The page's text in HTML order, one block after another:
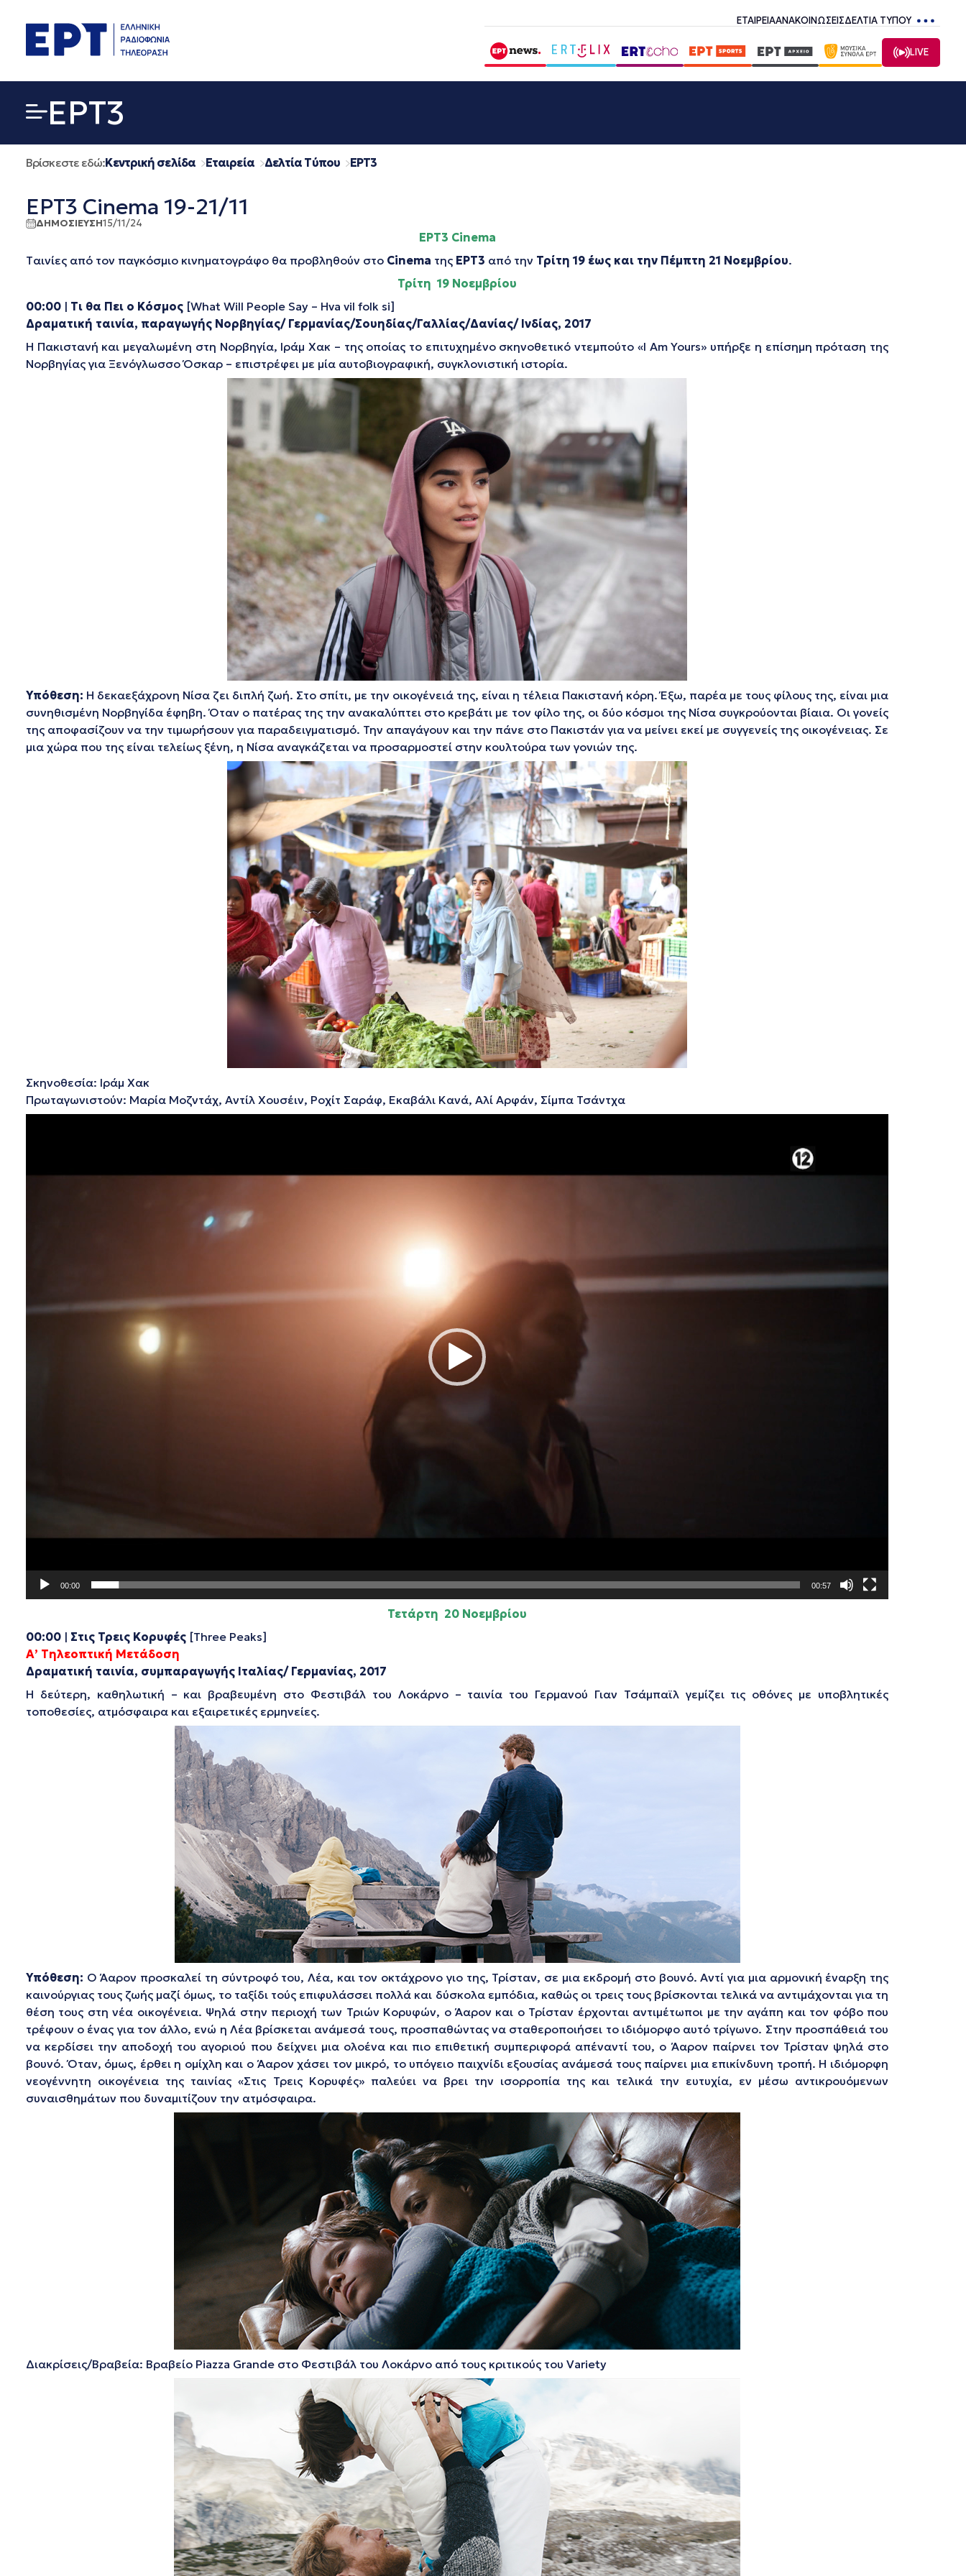
περιεχόμενο
ΕΤΑΙΡΕΙΑΑΝΑΚΟΙΝΩΣΕΙΣΔΕΛΤΙΑ ΤΥΠΟΥ
LIVE
EΡΤ3
Βρίσκεστε εδώ:Κεντρική σελίδα Εταιρεία Δελτία Τύπου EΡΤ3
ΕΡΤ3 Cinema 19-21/11
ΔΗΜΟΣΙΕΥΣΗ15/11/24
ΕΡΤ3 Cinema
Tαινίες από τον παγκόσμιο κινηματογράφο θα προβληθούν στο Cinema της ΕΡΤ3 από την Τρίτη 19 έως και την Πέμπτη 21 Νοεμβρίου.
Τρίτη 19 Νοεμβρίου
00:00 | Τι θα Πει ο Κόσμος [What Will People Say – Hva vil folk si]
Δραματική ταινία, παραγωγής Νορβηγίας/ Γερμανίας/Σουηδίας/Γαλλίας/Δανίας/ Ινδίας, 2017
Η Πακιστανή και μεγαλωμένη στη Νορβηγία, Ιράμ Χακ – της οποίας το επιτυχημένο σκηνοθετικό ντεμπούτο «I Am Yours» υπήρξε η επίσημη πρόταση της
Νορβηγίας για Ξενόγλωσσο Όσκαρ – επιστρέφει με μία αυτοβιογραφική, συγκλονιστική ιστορία.
Υπόθεση: H δεκαεξάχρονη Νίσα ζει διπλή ζωή. Στο σπίτι, με την οικογένειά της, είναι η τέλεια Πακιστανή κόρη. Έξω, παρέα με τους φίλους της, είναι μια
συνηθισμένη Νορβηγίδα έφηβη. Όταν ο πατέρας της την ανακαλύπτει στο κρεβάτι με τον φίλο της, οι δύο κόσμοι της Νίσα συγκρούονται βίαια. Οι γονείς
της αποφασίζουν να την τιμωρήσουν για παραδειγματισμό. Την απαγάγουν και την πάνε στο Πακιστάν για να μείνει εκεί με συγγενείς της οικογένειας. Σε
μια χώρα που της είναι τελείως ξένη, η Νίσα αναγκάζεται να προσαρμοστεί στην κουλτούρα των γονιών της.
Σκηνοθεσία: Ιράμ Χακ
Πρωταγωνιστούν: Μαρία Μοζντάχ, Αντίλ Χουσέιν, Ροχίτ Σαράφ, Εκαβάλι Κανά, Αλί Αρφάν, Σίμπα Τσάντχα
00:00 00:57
Τετάρτη 20 Νοεμβρίου
00:00 | Στις Τρεις Κορυφές [Three Peaks]
Α’ Τηλεοπτική Μετάδοση
Δραματική ταινία, συμπαραγωγής Ιταλίας/ Γερμανίας, 2017
Η δεύτερη, καθηλωτική – και βραβευμένη στο Φεστιβάλ του Λοκάρνο – ταινία του Γερμανού Γιαν Τσάμπαϊλ γεμίζει τις οθόνες με υποβλητικές
τοποθεσίες, ατμόσφαιρα και εξαιρετικές ερμηνείες.
Υπόθεση: Ο Άαρον προσκαλεί τη σύντροφό του, Λέα, και τον οκτάχρονο γιο της, Τρίσταν, σε μια εκδρομή στο βουνό. Αντί για μια αρμονική έναρξη της
καινούργιας τους ζωής μαζί όμως, το ταξίδι τούς επιφυλάσσει πολλά και δύσκολα εμπόδια, καθώς οι τρεις τους βρίσκονται τελικά να αντιμάχονται για τη
θέση τους στη νέα οικογένεια. Ψηλά στην περιοχή των Τριών Κορυφών, ο Άαρον και ο Τρίσταν έρχονται αντιμέτωποι με την αγάπη και τον φόβο που
τρέφουν ο ένας για τον άλλο, ενώ η Λέα βρίσκεται ανάμεσά τους, προσπαθώντας να σταθεροποιήσει το ιδιόμορφο αυτό τρίγωνο. Στην προσπάθειά του
να κερδίσει την αποδοχή του αγοριού που δείχνει μια ολοένα και πιο επιθετική συμπεριφορά απέναντί του, ο Άαρον παίρνει τον Τρίσταν ψηλά στο
βουνό. Όταν, όμως, έρθει η ομίχλη και o Άαρον χάσει τον μικρό, το υπόγειο παιχνίδι εξουσίας ανάμεσά τους παίρνει μια επικίνδυνη τροπή. Η ιδιόμορφη
νεογέννητη οικογένεια της ταινίας «Στις Τρεις Κορυφές» παλεύει να βρει την ισορροπία της και τελικά την ευτυχία, εν μέσω αντικρουόμενων
συναισθημάτων που δυναμιτίζουν την ατμόσφαιρα.
Διακρίσεις/Βραβεία: Βραβείο Piazza Grande στο Φεστιβάλ του Λοκάρνο από τους κριτικούς του Variety